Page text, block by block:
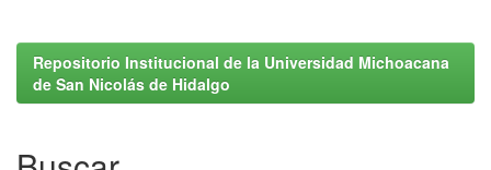
Repositorio Institucional de la Universidad Michoacana
de San Nicolás de Hidalgo